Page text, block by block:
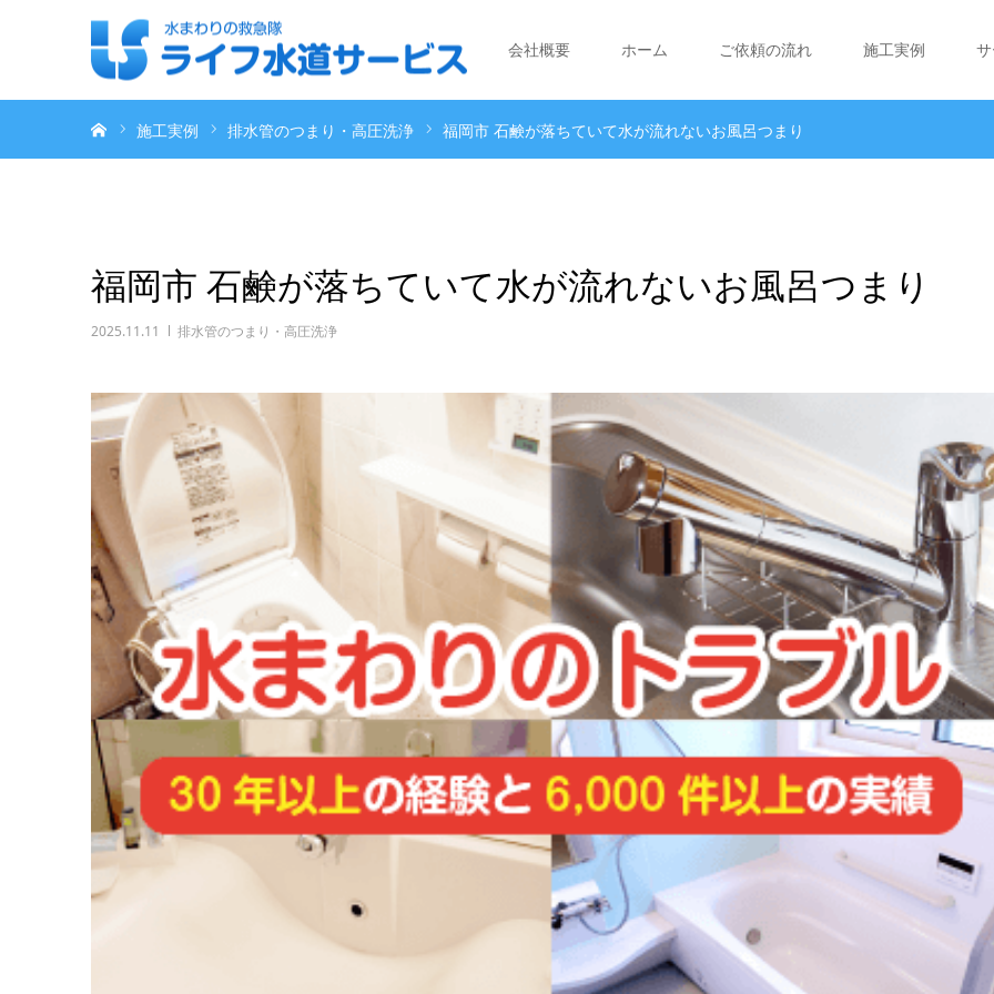
会社概要 ホーム ご依頼の流れ 施工実例
施工実例 排水管のつまり・高圧洗浄 福岡市 石鹸が落ちていて水が流れないお風呂つまり
福岡市 石鹸が落ちていて水が流れないお風呂つまり
2025.11.11 排水管のつまり・高圧洗浄